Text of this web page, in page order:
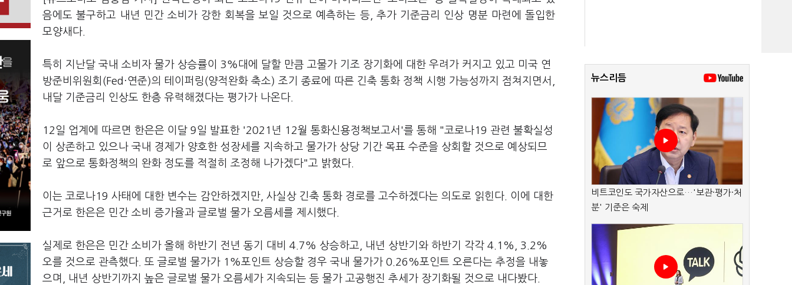
음에도 불구하고 내년 민간 소비가 강한 회복을 보일 것으로 예측하는 등, 추가 기준금리 인상 명분 마련에 돌입한
모양새다.
특히 지난달 국내 소비자 물가 상승률이 3%대에 달할 만큼 고물가 기조 장기화에 대한 우려가 커지고 있고 미국 연
방준비위원회(Fed·연준)의 테이퍼링(양적완화 축소) 조기 종료에 따른 긴축 통화 정책 시행 가능성까지 점쳐지면서,
내달 기준금리 인상도 한층 유력해졌다는 평가가 나온다.
12일 업계에 따르면 한은은 이달 9일 발표한 '2021년 12월 통화신용정책보고서'를 통해 "코로나19 관련 불확실성
이 상존하고 있으나 국내 경제가 양호한 성장세를 지속하고 물가가 상당 기간 목표 수준을 상회할 것으로 예상되므
로 앞으로 통화정책의 완화 정도를 적절히 조정해 나가겠다"고 밝혔다.
이는 코로나19 사태에 대한 변수는 감안하겠지만, 사실상 긴축 통화 경로를 고수하겠다는 의도로 읽힌다. 이에 대한
근거로 한은은 민간 소비 증가율과 글로벌 물가 오름세를 제시했다.
실제로 한은은 민간 소비가 올해 하반기 전년 동기 대비 4.7% 상승하고, 내년 상반기와 하반기 각각 4.1%, 3.2%
오를 것으로 관측했다. 또 글로벌 물가가 1%포인트 상승할 경우 국내 물가가 0.26%포인트 오른다는 추정을 내놓
으며, 내년 상반기까지 높은 글로벌 물가 오름세가 지속되는 등 물가 고공행진 추세가 장기화될 것으로 내다봤다.
뉴스리듬
비트코인도 국가자산으로…'보관·평가·처
분' 기준은 숙제